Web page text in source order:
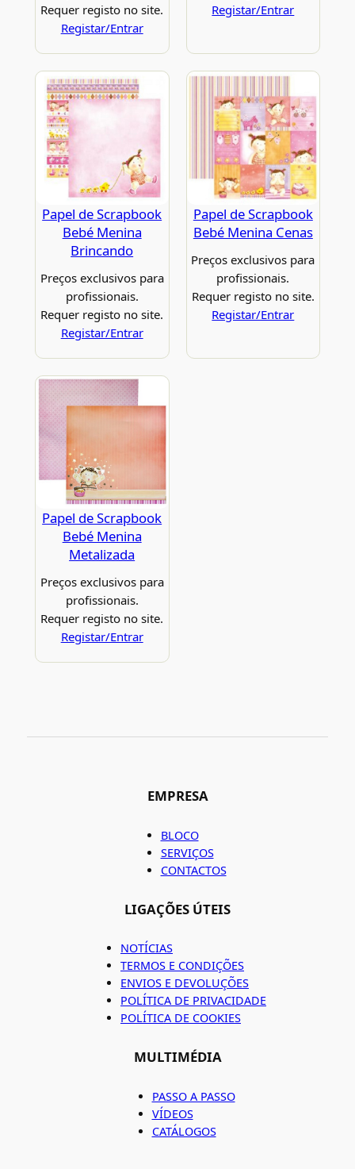
Requer registo no site.
Registar/Entrar
Registar/Entrar
Papel de Scrapbook
Bebé Menina
Brincando
Preços exclusivos para
profissionais.
Requer registo no site.
Registar/Entrar
Papel de Scrapbook
Bebé Menina Cenas
Preços exclusivos para
profissionais.
Requer registo no site.
Registar/Entrar
Papel de Scrapbook
Bebé Menina
Metalizada
Preços exclusivos para
profissionais.
Requer registo no site.
Registar/Entrar
EMPRESA
BLOCO
SERVIÇOS
CONTACTOS
LIGAÇÕES ÚTEIS
NOTÍCIAS
TERMOS E CONDIÇÕES
ENVIOS E DEVOLUÇÕES
POLÍTICA DE PRIVACIDADE
POLÍTICA DE COOKIES
MULTIMÉDIA
PASSO A PASSO
VÍDEOS
CATÁLOGOS